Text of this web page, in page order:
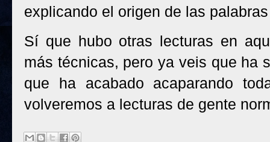
explicando el origen de las
Sí que hubo otras lecturas en
más técnicas, pero ya veis que ha
que ha acabado acaparando
volveremos a lecturas de gente